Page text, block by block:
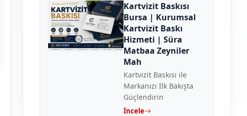
Kartvizit Baskısı
Bursa | Kurumsal
Kartvizit Baskı
Hizmeti | Süra
Matbaa Zeyniler
Mah
Kartvizit Baskısı ile
Markanızı İlk Bakışta
Güçlendirin
İncele